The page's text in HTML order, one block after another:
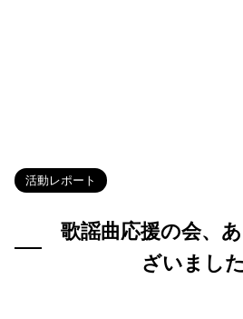
活動レポート
歌謡曲応援の会、
ざいました